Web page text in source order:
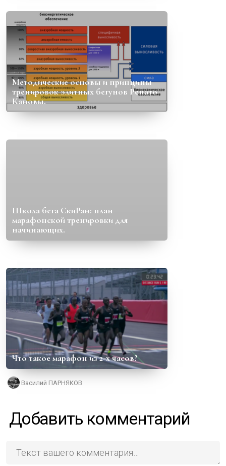
Методические основы и принципы
тренировок элитных бегунов Ренато
Кановы.
Школа бега СкиРан: план
марафонской тренировки для
начинающих.
Что такое марафон из 2-х часов?
Василий ПАРНЯКОВ
Добавить комментарий